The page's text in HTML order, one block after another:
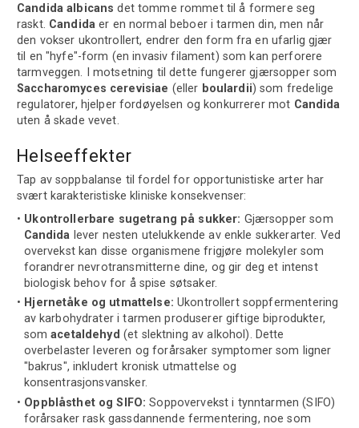
Candida albicans det tomme rommet til å formere seg
raskt. Candida er en normal beboer i tarmen din, men når
den vokser ukontrollert, endrer den form fra en ufarlig gjær
til en "hyfe"-form (en invasiv filament) som kan perforere
tarmveggen. I motsetning til dette fungerer gjærsopper som
Saccharomyces cerevisiae (eller boulardii) som fredelige
regulatorer, hjelper fordøyelsen og konkurrerer mot Candida
uten å skade vevet.
Helseeffekter
Tap av soppbalanse til fordel for opportunistiske arter har
svært karakteristiske kliniske konsekvenser:
Ukontrollerbare sugetrang på sukker: Gjærsopper som
Candida lever nesten utelukkende av enkle sukkerarter. Ved
overvekst kan disse organismene frigjøre molekyler som
forandrer nevrotransmitterne dine, og gir deg et intenst
biologisk behov for å spise søtsaker.
Hjernetåke og utmattelse: Ukontrollert soppfermentering
av karbohydrater i tarmen produserer giftige biprodukter,
somacetaldehyd (et slektning av alkohol). Dette
overbelaster leveren og forårsaker symptomer som ligner
"bakrus", inkludert kronisk utmattelse og
konsentrasjonsvansker.
Oppblåsthet og SIFO: Soppovervekst i tynntarmen (SIFO)
forårsaker rask gassdannende fermentering, noe som